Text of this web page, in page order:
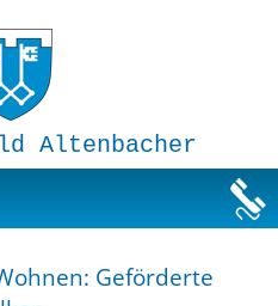
Altenbacher
Geförderte